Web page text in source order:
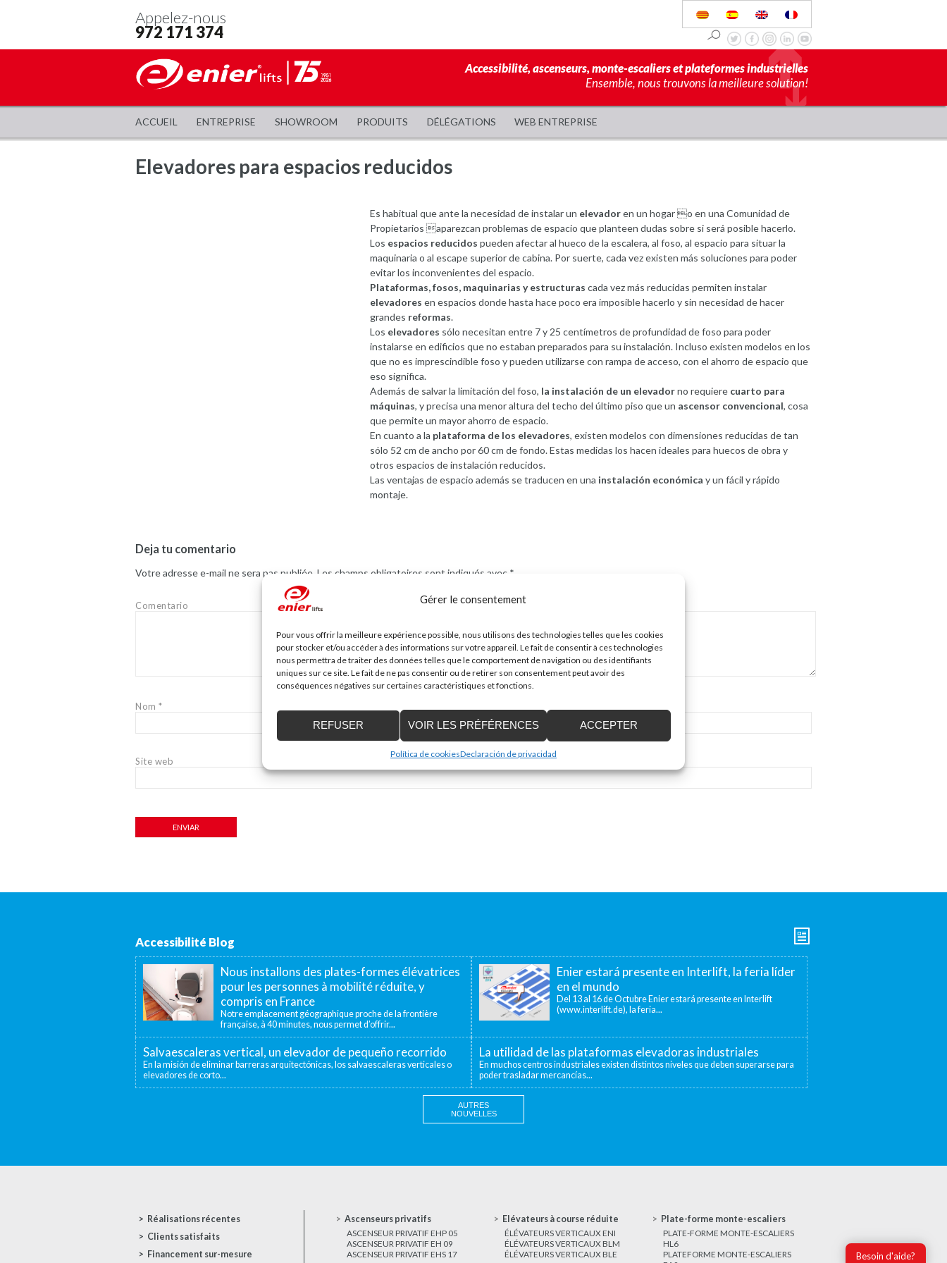
Gérer le consentement
Pour vous offrir la meilleure expérience possible, nous utilisons des technologies telles que les cookies
pour stocker et/ou accéder à des informations sur votre appareil. Le fait de consentir à ces technologies
nous permettra de traiter des données telles que le comportement de navigation ou des identifiants
uniques sur ce site. Le fait de ne pas consentir ou de retirer son consentement peut avoir des
conséquences négatives sur certaines caractéristiques et fonctions.
ACCEPTER
REFUSER VOIR LES PRÉFÉRENCES
Política de cookiesDeclaración de privacidad
Appelez-nous
972 171 374
Accessibilité, ascenseurs, monte-escaliers et plateformes industrielles
Ensemble, nous trouvons la meilleure solution!
ACCUEIL ENTREPRISE SHOWROOM PRODUITS DÉLÉGATIONS WEB ENTREPRISE
Elevadores para espacios reducidos
Es habitual que ante la necesidad de instalar un elevadoren un hogar o en una Comunidad de
Propietarios aparezcan problemas de espacio que planteen dudas sobre si será posible hacerlo.
Los espacios reducidos pueden afectar al hueco de la escalera, al foso, al espacio para situar la
maquinaria o al escape superior de cabina. Por suerte, cada vez existen más soluciones para poder
evitar los inconvenientes del espacio.
Plataformas, fosos, maquinarias y estructuras cada vez más reducidas permiten instalar
elevadores en espacios donde hasta hace poco era imposible hacerlo y sin necesidad de hacer
grandes reformas.
Los elevadores sólo necesitan entre 7 y 25 centímetros de profundidad de foso para poder
instalarse en edificios que no estaban preparados para su instalación. Incluso existen modelos en los
que no es imprescindible foso y pueden utilizarse con rampa de acceso, con el ahorro de espacio que
eso significa.
Además de salvar la limitación del foso, la instalación de un elevadorno requiere cuarto para
máquinas, y precisa una menor altura del techo del último piso que un ascensor convencional, cosa
que permite un mayor ahorro de espacio.
En cuanto a la plataforma de los elevadores, existen modelos con dimensiones reducidas de tan
sólo 52 cm de ancho por 60 cm de fondo. Estas medidas los hacen ideales para huecos de obra y
otros espacios de instalación reducidos.
Las ventajas de espacio además se traducen en una instalación económica y un fácil y rápido
montaje.
Deja tu comentario
Votre adresse e-mail ne sera pas publiée. Les champs obligatoires sont indiqués avec *
Comentario
Nom *
Site web
Accessibilité Blog
Nous installons des plates-formes élévatrices
pour les personnes à mobilité réduite, y
compris en France
Notre emplacement géographique proche de la frontière
française, à 40 minutes, nous permet d’offrir...
Enier estará presente en Interlift, la feria líder
en el mundo
Del 13 al 16 de Octubre Enier estará presente en Interlift
(www.interlift.de), la feria...
Salvaescaleras vertical, un elevador de pequeño recorrido
En la misión de eliminar barreras arquitectónicas, los salvaescaleras verticales o
elevadores de corto...
La utilidad de las plataformas elevadoras industriales
En muchos centros industriales existen distintos niveles que deben superarse para
poder trasladar mercancías...
AUTRES
NOUVELLES
Réalisations récentes
Clients satisfaits
Financement sur-mesure
Ascenseurs privatifs
ASCENSEUR PRIVATIF EHP 05
ASCENSEUR PRIVATIF EH 09
ASCENSEUR PRIVATIF EHS 17
Elévateurs à course réduite
ÉLÉVATEURS VERTICAUX ENI
ÉLÉVATEURS VERTICAUX BLM
ÉLÉVATEURS VERTICAUX BLE
Plate-forme monte-escaliers
PLATE-FORME MONTE-ESCALIERS
HL6
PLATEFORME MONTE-ESCALIERS
Besoin d'aide?